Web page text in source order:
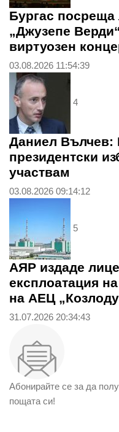
Бургас посреща
„Джузепе
виртуозен
03.08.2026 11:54:39
4
Даниел Вълчев:
президентски
участвам
03.08.2026 09:14:12
5
АЯР издаде
експлоатация
на АЕЦ
31.07.2026 20:34:43
Абонирайте се за да
пощата си!